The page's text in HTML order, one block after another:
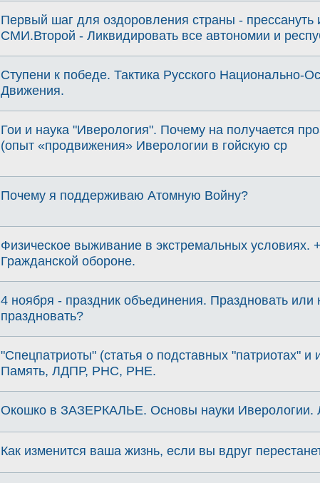
Первый шаг для оздоровления страны - прессануть
СМИ.Второй - Ликвидировать все автономии и
Ступени к победе. Тактика Русского Национально-
Движения.
Гои и наука "Иверология". Почему на получается
(опыт «продвижения» Иверологии в гойскую ср
Почему я поддерживаю Атомную Войну?
Физическое выживание в экстремальных
Гражданской обороне.
4 ноября - праздник объединения. Праздновать или
праздновать?
"Спецпатриоты" (статья о подставных "патриотах" и
Память, ЛДПР, РНС, РНЕ.
Окошко в ЗАЗЕРКАЛЬЕ. Основы науки Иверологии.
Как изменится ваша жизнь, если вы вдруг